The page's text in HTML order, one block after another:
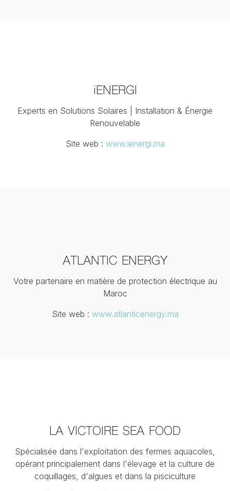
iENERGI
Experts en Solutions Solaires | Installation & Énergie
Renouvelable
Site web : www.ienergi.ma
ATLANTIC ENERGY
Votre partenaire en matière de protection électrique au
Maroc
Site web : www.atlanticenergy.ma
LA VICTOIRE SEA FOOD
Spécialisée dans l'exploitation des fermes aquacoles,
opérant principalement dans l'élevage et la culture de
coquillages, d'algues et dans la pisciculture